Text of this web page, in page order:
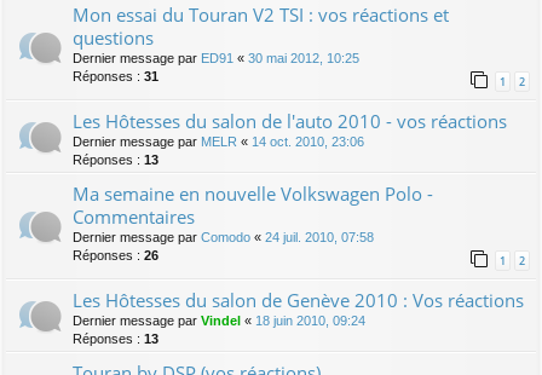
Mon essai du Touran V2 TSI : vos réactions et
questions
Dernier message par ED91 « 30 mai 2012, 10:25
Réponses : 31 1 2
Les Hôtesses du salon de l'auto 2010 - vos réactions
Dernier message par MELR « 14 oct. 2010, 23:06
Réponses : 13
Ma semaine en nouvelle Volkswagen Polo -
Commentaires
Dernier message par Comodo « 24 juil. 2010, 07:58
Réponses : 26 1 2
Les Hôtesses du salon de Genève 2010 : Vos réactions
Dernier message par Vindel « 18 juin 2010, 09:24
Réponses : 13